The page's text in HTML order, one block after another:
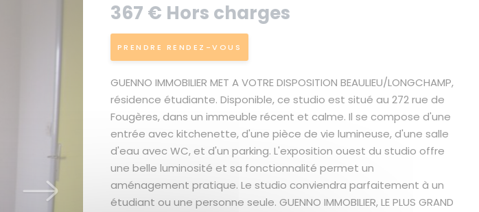
367 € Hors charges
PRENDRE RENDEZ-VOUS
GUENNO IMMOBILIER MET A VOTRE DISPOSITION BEAULIEU/LONGCHAMP,
résidence étudiante. Disponible, ce studio est situé au 272 rue de
Fougères, dans un immeuble récent et calme. Il se compose d'une
entrée avec kitchenette, d'une pièce de vie lumineuse, d'une salle
d'eau avec WC, et d'un parking. L'exposition ouest du studio offre
une belle luminosité et sa fonctionnalité permet un
aménagement pratique. Le studio conviendra parfaitement à un
étudiant ou une personne seule. GUENNO IMMOBILIER, LE PLUS GRAND